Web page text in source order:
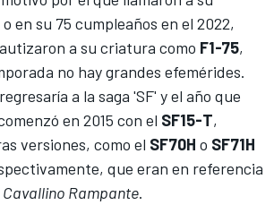
o en su 75 cumpleaños en el 2022,
a su criatura como F1-75,
no hay grandes efemérides.
a la saga 'SF' y el año que
en 2015 con el SF15-T,
versiones, como el SF70H o SF71H
que eran en referencia
Cavallino Rampante.